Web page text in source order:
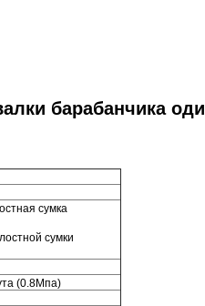
барабанчика
сумка
сумки
(0.8Мпа)